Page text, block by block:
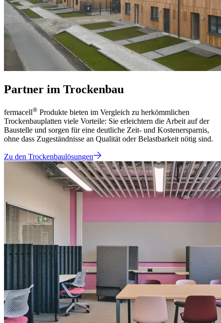
Partner im Trockenbau
fermacell® Produkte bieten im Vergleich zu herkömmlichen
Trockenbauplatten viele Vorteile: Sie erleichtern die Arbeit auf der
Baustelle und sorgen für eine deutliche Zeit- und Kostenersparnis,
ohne dass Zugeständnisse an Qualität oder Belastbarkeit nötig sind.
Zu den Trockenbaulösungen